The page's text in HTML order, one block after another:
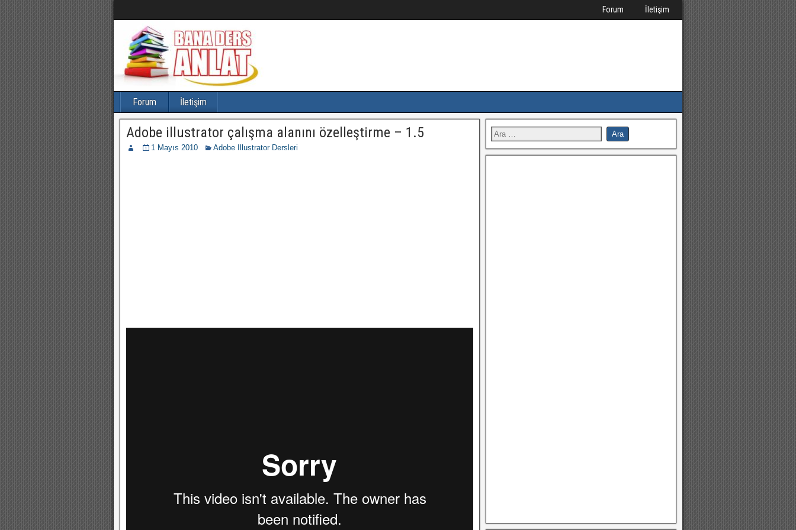
Forum İletişim
Forum İletişim
Adobe illustrator çalışma alanını özelleştirme – 1.5
1 Mayıs 2010 Adobe Illustrator Dersleri